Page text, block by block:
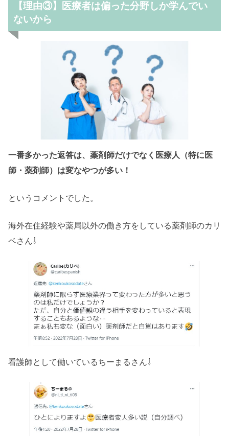
【理由③】医療者は偏った分野しか学んでい
ないから
一番多かった返答は、薬剤師だけでなく医療人（特に医
師・薬剤師）は変なやつが多い！
というコメントでした。
海外在住経験や薬局以外の働き方をしている薬剤師のカリ
ベさん⇩
看護師として働いているちーまるさん⇩